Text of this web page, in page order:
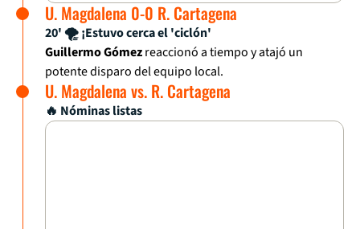
U. Magdalena 0-0 R. Cartagena
20' 🌪️ ¡Estuvo cerca el 'ciclón'
Guillermo Gómezreaccionó a tiempo y atajó un
potente disparo del equipo local.
U. Magdalena vs. R. Cartagena
🔥 Nóminas listas